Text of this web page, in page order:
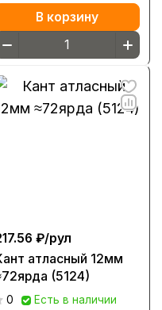
В корзину
₽/рул
атласный 12мм
(5124)
0 Есть в наличии